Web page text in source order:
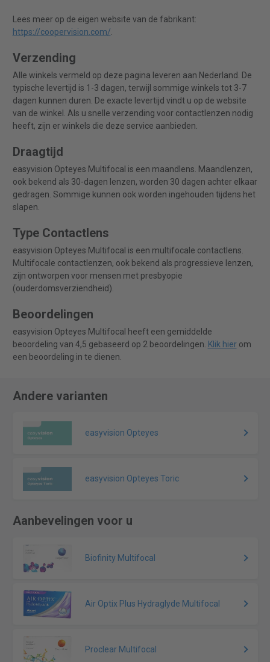
Lees meer op de eigen website van de fabrikant:
https://coopervision.com/.
Verzending
Alle winkels vermeld op deze pagina leveren aan Nederland. De
typische levertijd is 1-3 dagen, terwijl sommige winkels tot 3-7
dagen kunnen duren. De exacte levertijd vindt u op de website
van de winkel. Als u snelle verzending voor contactlenzen nodig
heeft, zijn er winkels die deze service aanbieden.
Draagtijd
easyvision Opteyes Multifocal is een maandlens. Maandlenzen,
ook bekend als 30-dagen lenzen, worden 30 dagen achter elkaar
gedragen. Sommige kunnen ook worden ingehouden tijdens het
slapen.
Type Contactlens
easyvision Opteyes Multifocal is een multifocale contactlens.
Multifocale contactlenzen, ook bekend als progressieve lenzen,
zijn ontworpen voor mensen met presbyopie
(ouderdomsverziendheid).
Beoordelingen
easyvision Opteyes Multifocal heeft een gemiddelde
beoordeling van 4,5 gebaseerd op 2 beoordelingen. Klik hierom
een beoordeling in te dienen.
Andere varianten
easyvision Opteyes
easyvision Opteyes Toric
Aanbevelingen voor u
Biofinity Multifocal
Air Optix Plus Hydraglyde Multifocal
Proclear Multifocal